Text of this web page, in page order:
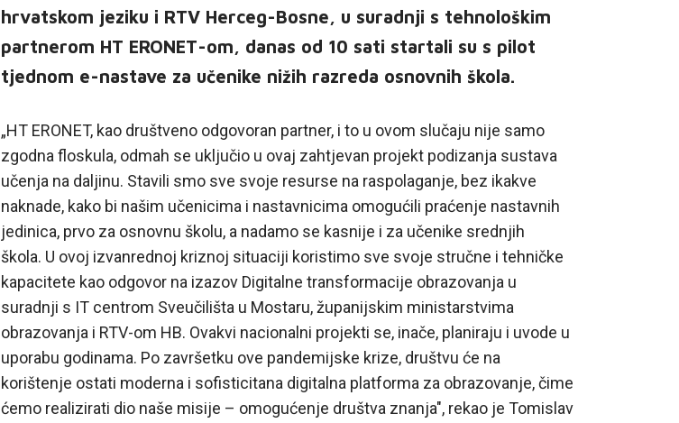
hrvatskom jeziku i RTV Herceg-Bosne, u suradnji s tehnološkim
partnerom HT ERONET-om, danas od 10 sati startali su s pilot
tjednom e-nastave za učenike nižih razreda osnovnih škola.
„HT ERONET, kao društveno odgovoran partner, i to u ovom slučaju nije samo
zgodna floskula, odmah se uključio u ovaj zahtjevan projekt podizanja sustava
učenja na daljinu. Stavili smo sve svoje resurse na raspolaganje, bez ikakve
naknade, kako bi našim učenicima i nastavnicima omogućili praćenje nastavnih
jedinica, prvo za osnovnu školu, a nadamo se kasnije i za učenike srednjih
škola. U ovoj izvanrednoj kriznoj situaciji koristimo sve svoje stručne i tehničke
kapacitete kao odgovor na izazov Digitalne transformacije obrazovanja u
suradnji s IT centrom Sveučilišta u Mostaru, županijskim ministarstvima
obrazovanja i RTV-om HB. Ovakvi nacionalni projekti se, inače, planiraju i uvode u
uporabu godinama. Po završetku ove pandemijske krize, društvu će na
korištenje ostati moderna i sofisticitana digitalna platforma za obrazovanje, čime
ćemo realizirati dio naše misije – omogućenje društva znanja", rekao je Tomislav